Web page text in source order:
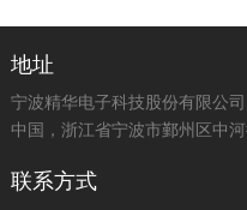
地址
宁波精华电子科技股份有限公司
中国，浙江省宁波市鄞州区中
联系方式